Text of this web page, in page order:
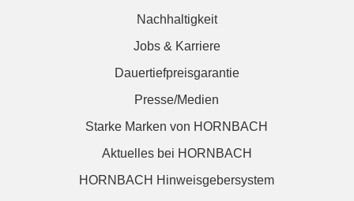
Nachhaltigkeit
Jobs & Karriere
Dauertiefpreisgarantie
Presse/Medien
Starke Marken von HORNBACH
Aktuelles bei HORNBACH
HORNBACH Hinweisgebersystem